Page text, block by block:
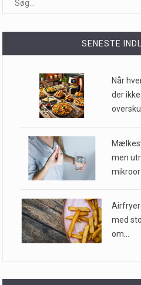
opretholde…
af mennesker…
til…
SENESTE
Når
der
men
med
om…